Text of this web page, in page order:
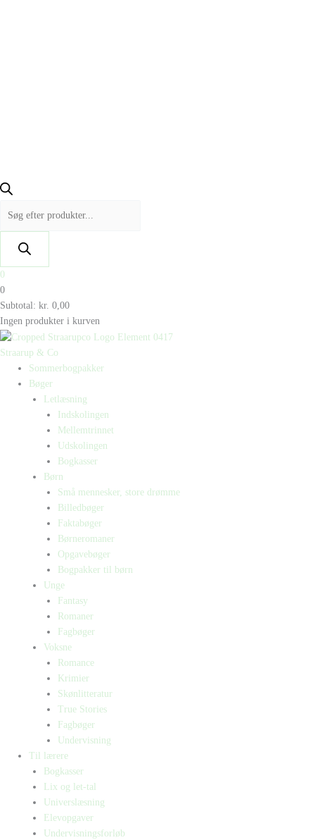
0
0
Subtotal: kr. 0,00
Ingen produkter i kurven
Straarup & Co
Sommerbogpakker
Bøger
Letlæsning
Indskolingen
Mellemtrinnet
Udskolingen
Bogkasser
Børn
Små mennesker, store drømme
Billedbøger
Faktabøger
Børneromaner
Opgavebøger
Bogpakker til børn
Unge
Fantasy
Romaner
Fagbøger
Voksne
Romance
Krimier
Skønlitteratur
True Stories
Fagbøger
Undervisning
Til lærere
Bogkasser
Lix og let-tal
Universlæsning
Elevopgaver
Undervisningsforløb